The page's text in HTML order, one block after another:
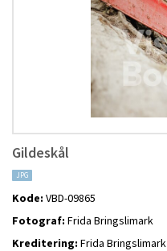
Gildeskål
JPG
Kode: VBD-09865
Fotograf: Frida Bringslimark
Kreditering: Frida Bringslimark